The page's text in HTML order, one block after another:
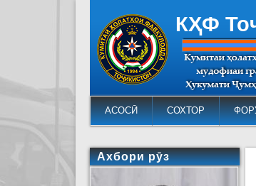
КҲФ
АСОСӢ СОХТОР
Ахбори рӯз